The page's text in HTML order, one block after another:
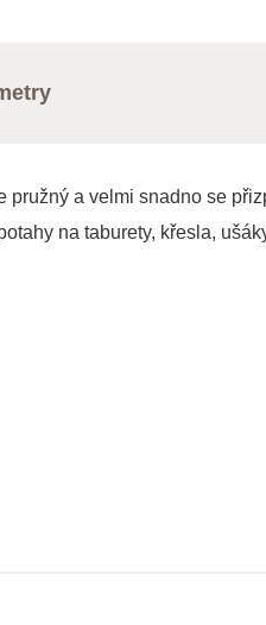
pružný a velmi snadno se
na taburety, křesla,